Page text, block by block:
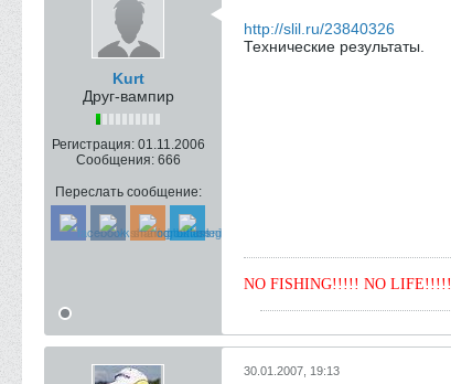
Kurt
Друг-вампир
Регистрация: 01.11.2006
Сообщения: 666
Переслать сообщение:
http://slil.ru/23840326
Технические результаты.
NO FISHING!!!!! NO LIFE!!!!!
30.01.2007, 19:13